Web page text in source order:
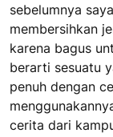
sebelumnya
membersihkan
karena bagus
berarti sesuatu
penuh dengan
cerita dari